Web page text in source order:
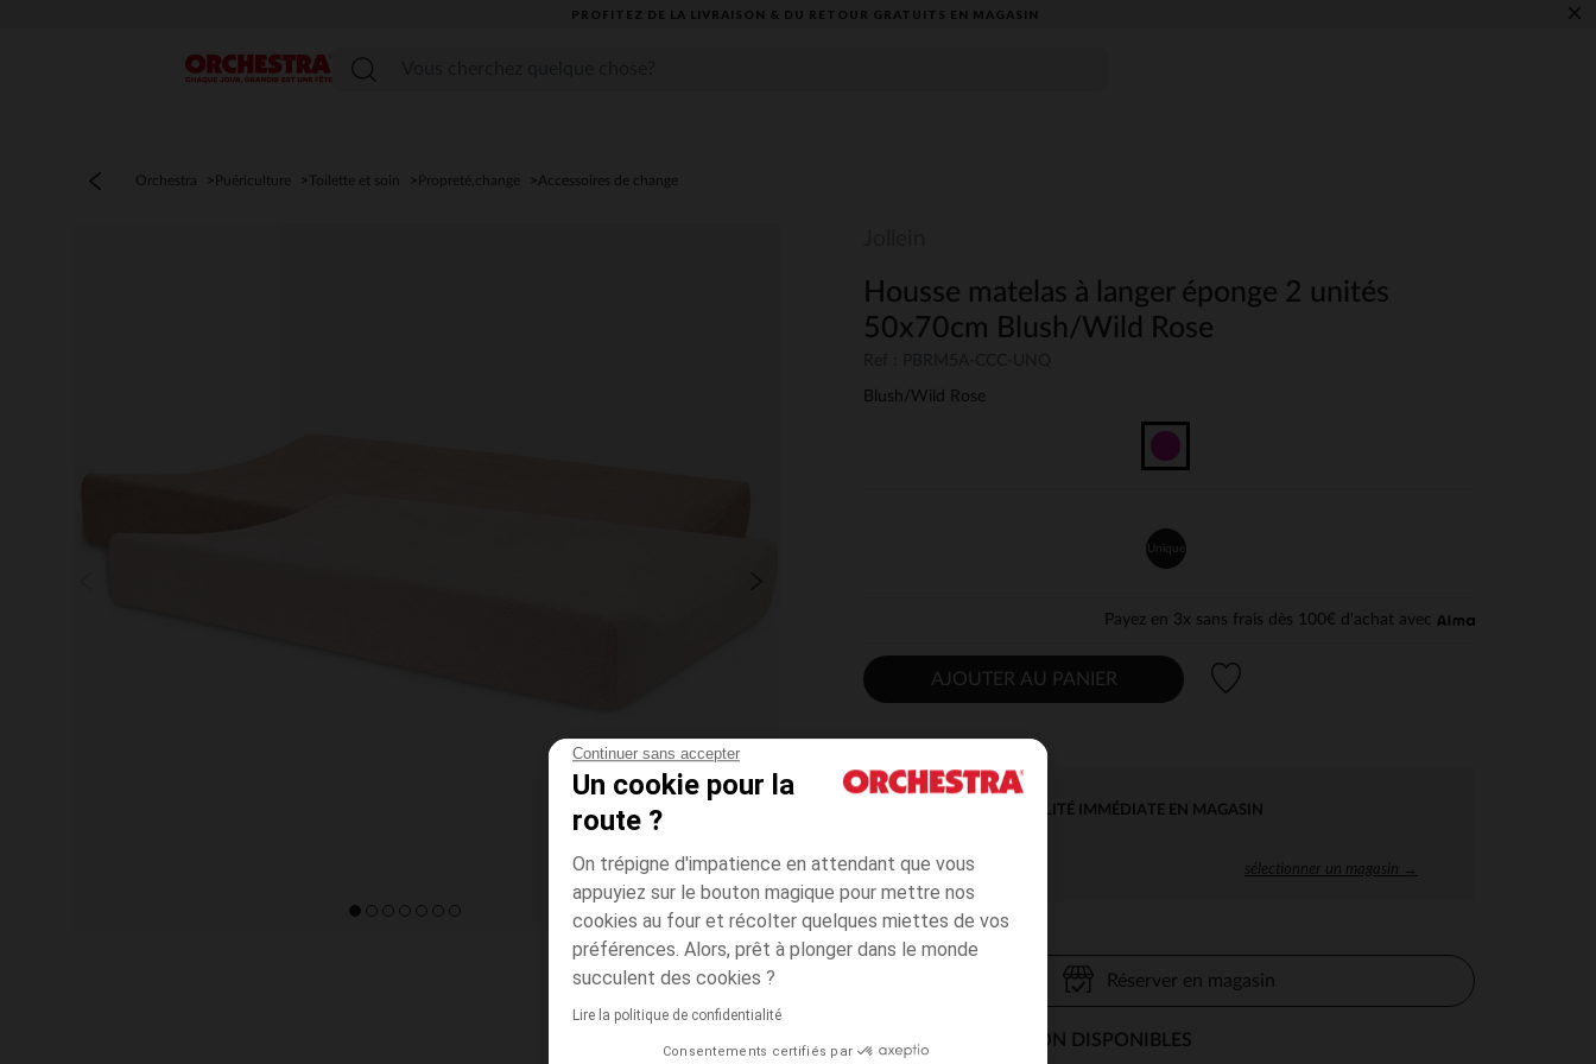
Continuer sans accepter
Un cookie pour la
route ?
On trépigne d'impatience en attendant que vous
appuyiez sur le bouton magique pour mettre nos
cookies au four et récolter quelques miettes de vos
préférences. Alors, prêt à plonger dans le monde
succulent des cookies ?
Lire la politique de confidentialité
Consentements certifiés par
PROFITEZ DE LA LIVRAISON & DU RETOUR GRATUITS EN MAGASIN​ ×
Menu
Orchestra Puériculture Toilette et soin Propreté,change Accessoires de change
Housse matelas à langer éponge 2 unités
50x70cm Blush/Wild Rose
Blush/Wild Rose
Unique
Payez en 3x sans frais dès 100€ d'achat avec
AJOUTER AU PANIER
DISPONIBILITÉ IMMÉDIATE EN MAGASIN
sélectionner un magasin →
Réserver en magasin
MODES DE LIVRAISON DISPONIBLES